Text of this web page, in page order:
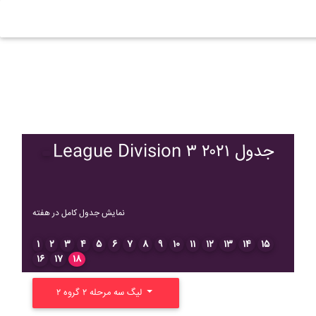
League Division ۳ ۲۰۲۱ جدول
نمایش جدول کامل در هفته
۱ ۲ ۳ ۴ ۵ ۶ ۷ ۸ ۹ ۱۰ ۱۱ ۱۲ ۱۳ ۱۴
۱۵
۱۶
۱۷ ۱۸